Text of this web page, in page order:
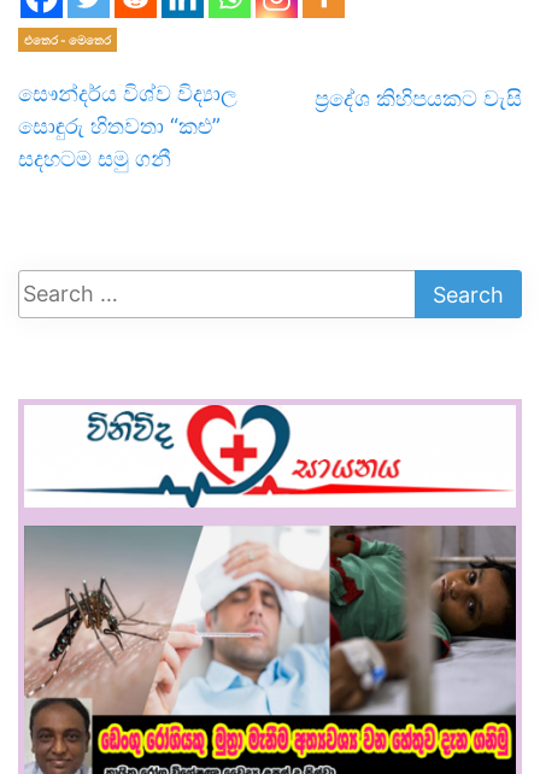
එතෙර - මෙතෙර
සෞන්දර්ය විශ්ව විද්‍යාල
සොඳුරු හිතවතා “කළු”
සදහටම සමු ගනී
ප්‍රදේශ කිහිපයකට වැසි